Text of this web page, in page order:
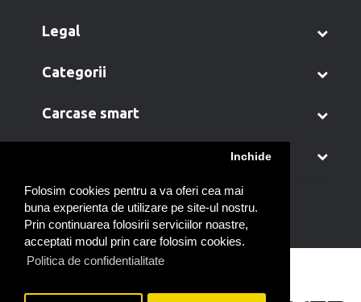
Folosim cookies pentru a va oferi cea mai
buna experienta de utilizare pe site-ul nostru.
Prin continuarea folosirii serviciilor noastre,
acceptati modul prin care folosim cookies.
Politica de confidentialitate
Inchide
legal
categorii
carcase smart